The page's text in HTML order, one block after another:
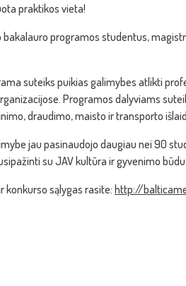
praktikos vieta!
bakalauro programos studentus,
suteiks puikias galimybes atlikti
Programos dalyviams
draudimo, maisto ir transporto
jau pasinaudojo daugiau nei 90
su JAV kultūra ir gyvenimo būdu.
konkurso sąlygas rasite: http://